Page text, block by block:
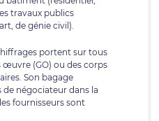
travaux publics
de génie civil).
portent sur tous
œuvre (GO) ou des corps
Son bagage
négociateur dans la
fournisseurs sont